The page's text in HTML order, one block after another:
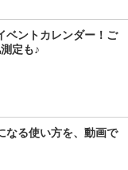
ベントカレンダー！ご
定も♪
なる使い方を、動画で